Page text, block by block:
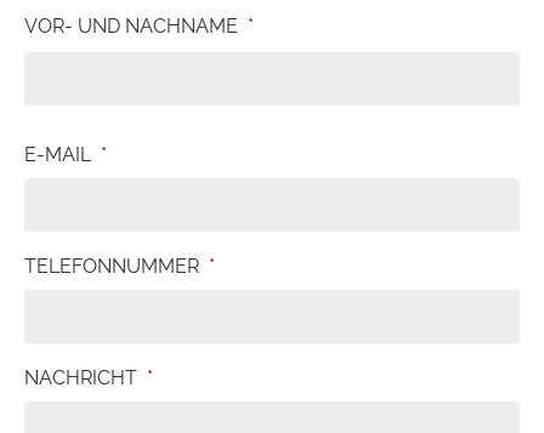
VOR- UND NACHNAME *
E-MAIL *
TELEFONNUMMER *
NACHRICHT *